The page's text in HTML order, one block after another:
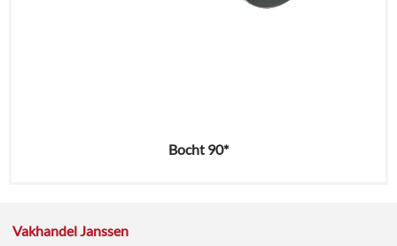
Bocht 90*
Vakhandel Janssen